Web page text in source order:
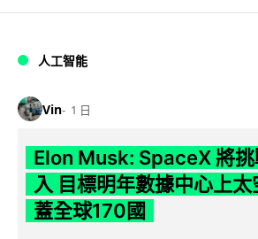
人工智能
Vin 1 日
Elon Musk: SpaceX 將
入 目標明年數據中心上
蓋全球170國